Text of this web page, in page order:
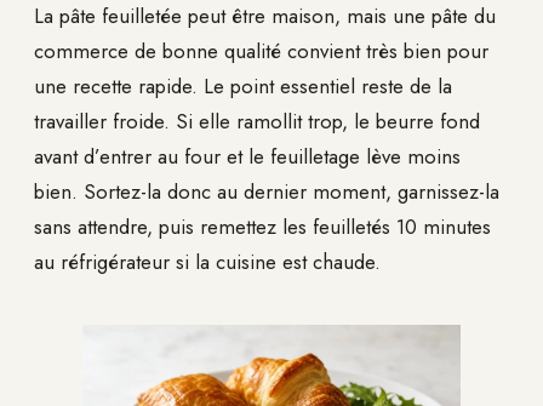
La pâte feuilletée peut être maison, mais une pâte du
commerce de bonne qualité convient très bien pour
une recette rapide. Le point essentiel reste de la
travailler froide. Si elle ramollit trop, le beurre fond
avant d’entrer au four et le feuilletage lève moins
bien. Sortez-la donc au dernier moment, garnissez-la
sans attendre, puis remettez les feuilletés 10 minutes
au réfrigérateur si la cuisine est chaude.